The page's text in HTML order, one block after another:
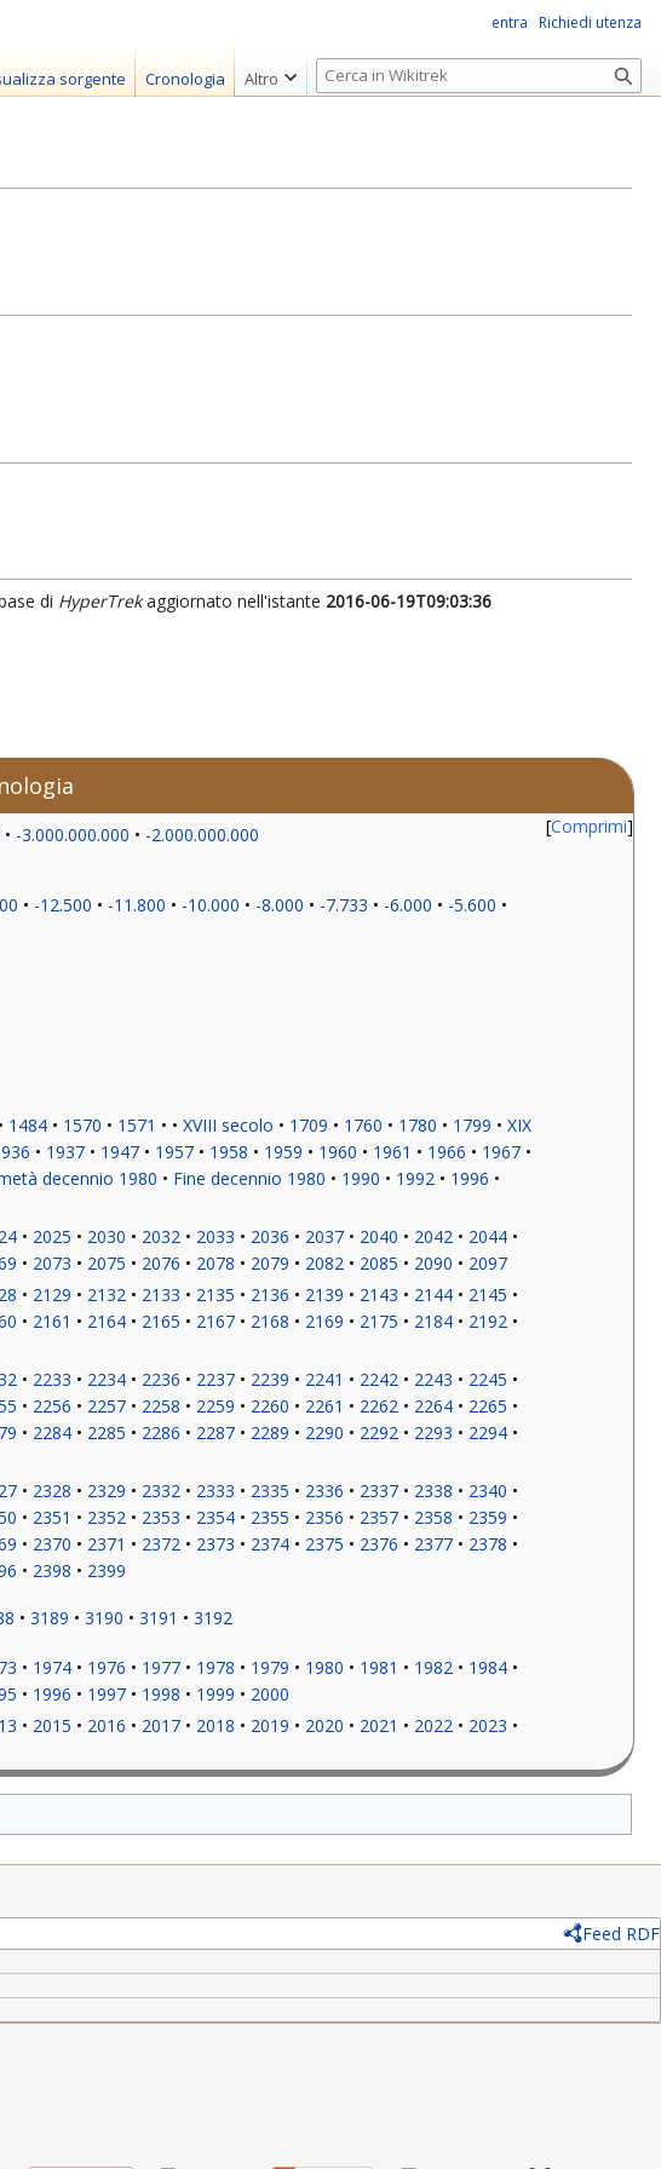
di HyperTrekaggiornato nell'istante 2016-06-19T09:03:36
Comprimi
-3.000.000.000
-2.000.000.000
-12.500 -11.800 -10.000 -8.000 -7.733 -6.000
-5.600
1484 1570 1571 XVIII secolo 1709 1760 1780 1799
XIX
1937 1947 1957 1958 1959 1960 1961 1966
1967
decennio 1980 Fine decennio 1980 1990 1992
1996
2025 2030 2032 2033 2036 2037 2040 2042
2044
2073 2075 2076 2078 2079 2082 2085 2090 2097
2129 2132 2133 2135 2136 2139 2143 2144
2145
2161 2164 2165 2167 2168 2169 2175 2184
2192
2233 2234 2236 2237 2239 2241 2242 2243
2245
2256 2257 2258 2259 2260 2261 2262 2264
2265
2284 2285 2286 2287 2289 2290 2292 2293
2294
2328 2329 2332 2333 2335 2336 2337 2338
2340
2351 2352 2353 2354 2355 2356 2357 2358
2359
2370 2371 2372 2373 2374 2375 2376 2377
2378
2398
2399
3189 3190 3191 3192
1974 1976 1977 1978 1979 1980 1981 1982
1984
1996 1997 1998 1999
2000
2015 2016 2017 2018 2019 2020 2021 2022
2023
Feed RDF
entra Richiedi utenza
sorgente Cronologia Altro
R
i
r